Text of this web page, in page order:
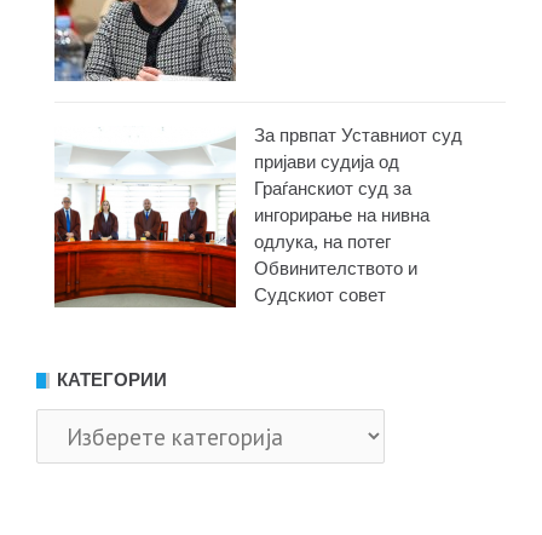
За првпат Уставниот суд
пријави судија од
Граѓанскиот суд за
ингорирање на нивна
одлука, на потег
Обвинителството и
Судскиот совет
КАТЕГОРИИ
Категории